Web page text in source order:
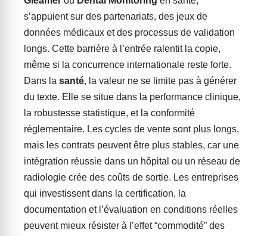
s’appuient sur des partenariats, des jeux de
données médicaux et des processus de validation
longs. Cette barrière à l’entrée ralentit la copie,
même si la concurrence internationale reste forte.
Dans la santé, la valeur ne se limite pas à générer
du texte. Elle se situe dans la performance clinique,
la robustesse statistique, et la conformité
réglementaire. Les cycles de vente sont plus longs,
mais les contrats peuvent être plus stables, car une
intégration réussie dans un hôpital ou un réseau de
radiologie crée des coûts de sortie. Les entreprises
qui investissent dans la certification, la
documentation et l’évaluation en conditions réelles
peuvent mieux résister à l’effet “commodité” des